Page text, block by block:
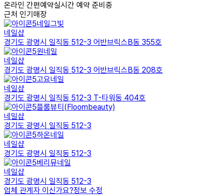
온라인 간편예약실시간 예약 준비중
근처 인기매장
네일그빛
네일샵
경기도 광명시 일직동 512-3 어반브릭스B동 355호
원네일
네일샵
경기도 광명시 일직동 512-3 어반브릭스B동 208호
고요네일
네일샵
경기도 광명시 일직동 512-3 T-타워동 404호
플룸뷰티(Floombeauty)
네일샵
경기도 광명시 일직동 512-3
하온네일
네일샵
경기도 광명시 일직동 512-3
베리뮤네일
네일샵
경기도 광명시 일직동 512-3
업체 관계자 이신가요?정보 수정